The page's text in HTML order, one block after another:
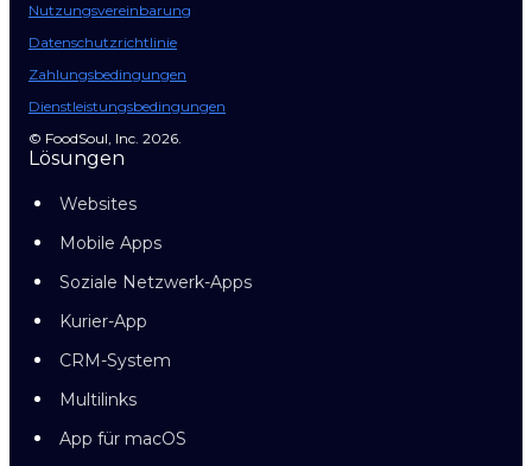
Nutzungsvereinbarung
Datenschutzrichtlinie
Zahlungsbedingungen
Dienstleistungsbedingungen
© FoodSoul, Inc. 2026.
Lösungen
Websites
Mobile Apps
Soziale Netzwerk-Apps
Kurier-App
CRM-System
Multilinks
App für macOS